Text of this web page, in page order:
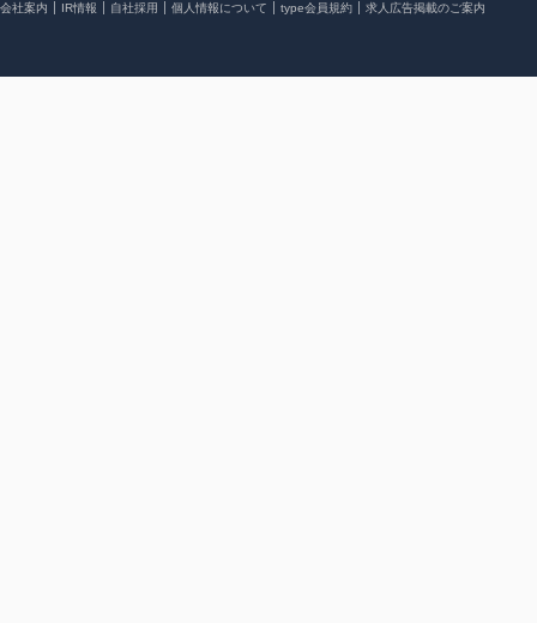
会社案内 IR情報 自社採用 個人情報について type会員規約 求人広告掲載のご案内